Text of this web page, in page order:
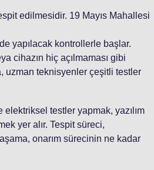
edilmesidir. 19 Mayıs Mahallesi
yapılacak kontrollerle başlar.
cihazın hiç açılmaması gibi
uzman teknisyenler çeşitli testler
elektriksel testler yapmak, yazılım
yer alır. Tespit süreci,
onarım sürecinin ne kadar